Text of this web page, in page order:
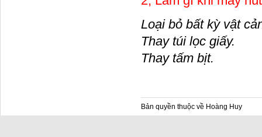
Loại bỏ bất kỳ vật
Thay túi lọc giấy.
Thay tấm bịt.
Bản quyền thuộc về Hoàng Huy